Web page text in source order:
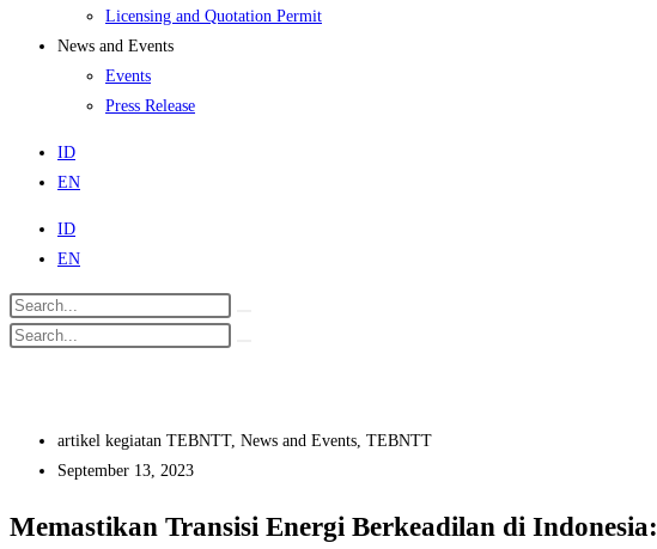
Licensing and Quotation Permit
News and Events
Events
Press Release
ID
EN
ID
EN
artikel kegiatan TEBNTT, News and Events, TEBNTT
September 13, 2023
Memastikan Transisi Energi Berkeadilan di Indonesia: